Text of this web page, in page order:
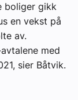
boliger gikk
en vekst på
av.
med
sier Båtvik.